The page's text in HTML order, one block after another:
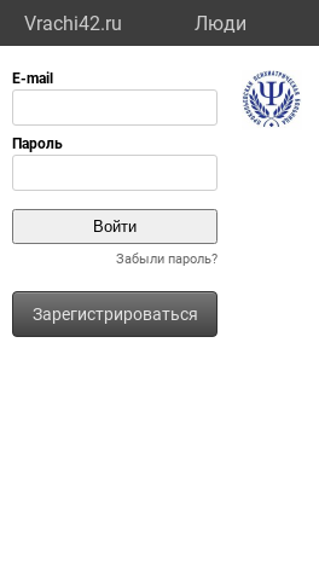
Vrachi42.ru Люди
Забыли пароль?
Зарегистрироваться